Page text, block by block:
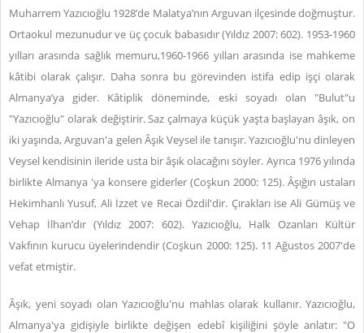
Muharrem Yazıcıoğlu 1928’de Malatya’nın Arguvan ilçesinde doğmuştur.
Ortaokul mezunudur ve üç çocuk babasıdır (Yıldız 2007: 602). 1953-1960
yılları arasında sağlık memuru,1960-1966 yılları arasında ise mahkeme
kâtibi olarak çalışır. Daha sonra bu görevinden istifa edip işçi olarak
Almanya’ya gider. Kâtiplik döneminde, eski soyadı olan "Bulut"u
"Yazıcıoğlu" olarak değiştirir. Saz çalmaya küçük yaşta başlayan âşık, on
iki yaşında, Arguvan'a gelen Âşık Veysel ile tanışır. Yazıcıoğlu'nu dinleyen
Veysel kendisinin ileride usta bir âşık olacağını söyler. Ayrıca 1976 yılında
birlikte Almanya 'ya konsere giderler (Coşkun 2000: 125). Âşığın ustaları
Hekimhanlı Yusuf, Ali İzzet ve Recai Özdil'dir. Çırakları ise Ali Gümüş ve
Vehap İlhan’dır (Yıldız 2007: 602). Yazıcıoğlu, Halk Ozanları Kültür
Vakfının kurucu üyelerindendir (Coşkun 2000: 125). 11 Ağustos 2007'de
vefat etmiştir.
Âşık, yeni soyadı olan Yazıcıoğlu'nu mahlas olarak kullanır. Yazıcıoğlu,
Almanya'ya gidişiyle birlikte değişen edebî kişiliğini şöyle anlatır: "O